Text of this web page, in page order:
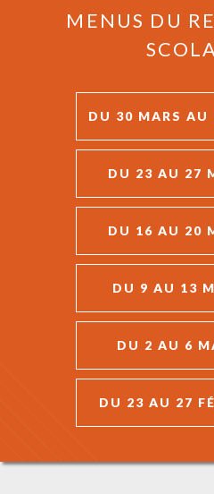
MENUS DU
DU 30 MARS AU
DU 23 AU 27
DU 16 AU 20
DU 9 AU 13
DU 2 AU 6
DU 23 AU 27